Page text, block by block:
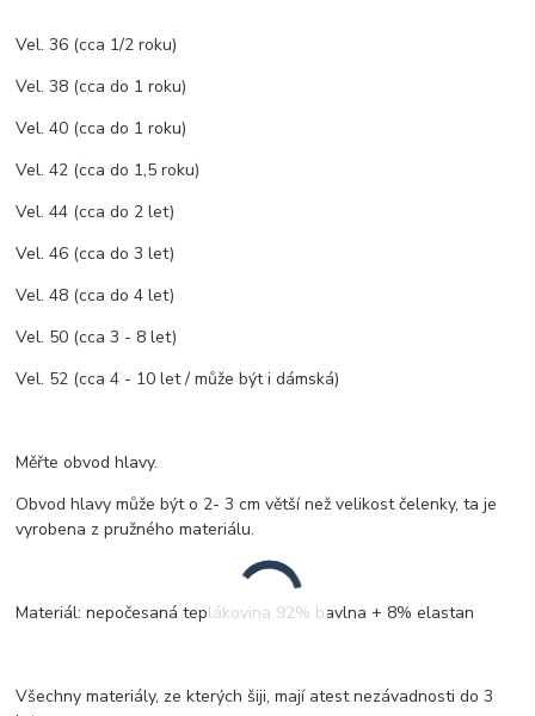
Vel. 36 (cca 1/2 roku)
Vel. 38 (cca do 1 roku)
Vel. 40 (cca do 1 roku)
Vel. 42 (cca do 1,5 roku)
Vel. 44 (cca do 2 let)
Vel. 46 (cca do 3 let)
Vel. 48 (cca do 4 let)
Vel. 50 (cca 3 - 8 let)
Vel. 52 (cca 4 - 10 let / může být i dámská)
Měřte obvod hlavy.
Obvod hlavy může být o 2- 3 cm větší než velikost čelenky, ta je
vyrobena z pružného materiálu.
Materiál: nepočesaná teplákovina 92% bavlna + 8% elastan
Všechny materiály, ze kterých šiji, mají atest nezávadnosti do 3